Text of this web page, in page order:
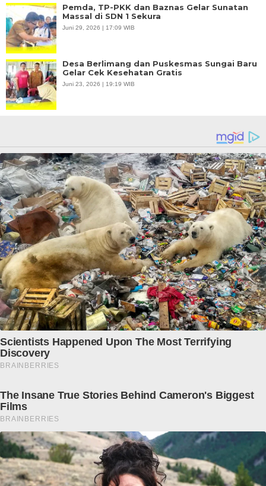
Pemda, TP-PKK dan Baznas Gelar Sunatan
Massal di SDN 1 Sekura
Juni 29, 2026 | 17:09 WIB
Desa Berlimang dan Puskesmas Sungai Baru
Gelar Cek Kesehatan Gratis
Juni 23, 2026 | 19:19 WIB